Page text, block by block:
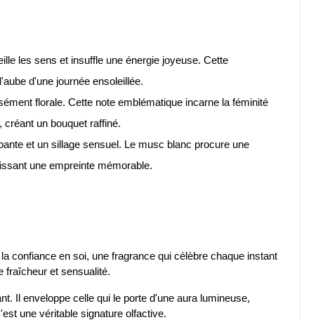
les sens et insuffle une énergie joyeuse. Cette
d'une journée ensoleillée.
florale. Cette note emblématique incarne la féminité
un bouquet raffiné.
et un sillage sensuel. Le musc blanc procure une
une empreinte mémorable.
confiance en soi, une fragrance qui célèbre chaque instant
fraîcheur et sensualité.
Il enveloppe celle qui le porte d'une aura lumineuse,
une véritable signature olfactive.